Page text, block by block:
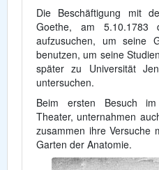
Die Beschäftigung mit
Goethe, am 5.10.1783
aufzusuchen, um seine
benutzen, um seine
später zu Universität
untersuchen.
Beim ersten Besuch im
Theater, unternahmen
zusammen ihre Versuche
Garten der Anatomie.